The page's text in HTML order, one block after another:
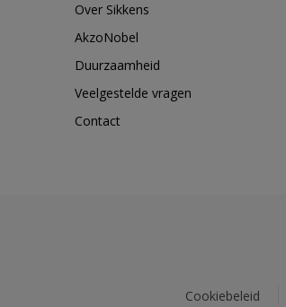
Over Sikkens
AkzoNobel
Duurzaamheid
Veelgestelde vragen
Contact
Cookiebeleid